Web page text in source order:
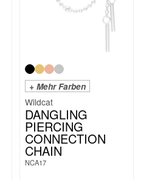
+ Mehr Farben
Wildcat
DANGLING
PIERCING
CONNECTION
CHAIN
NCA17